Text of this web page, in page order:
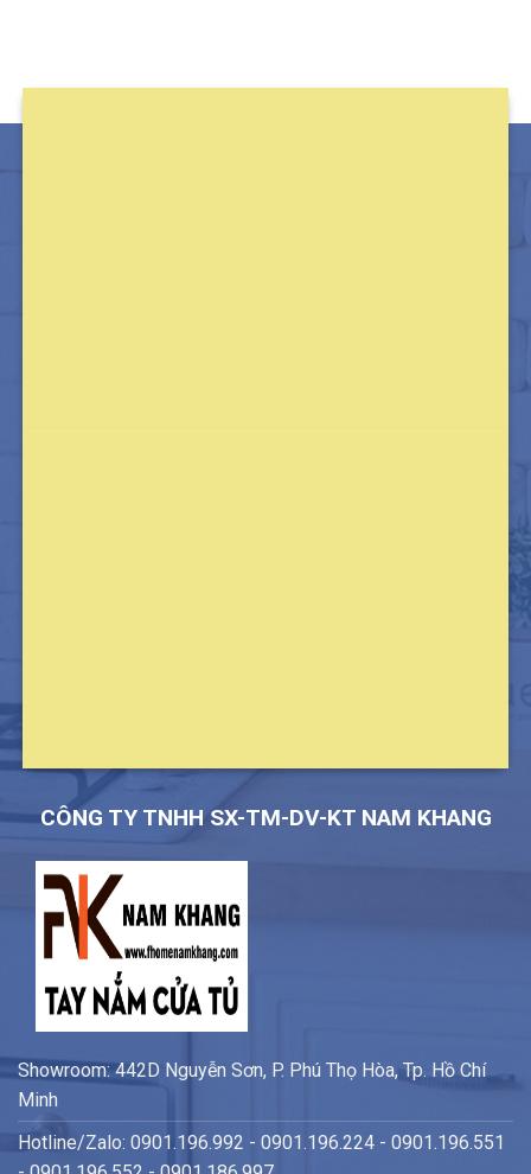
CÔNG TY TNHH SX-TM-DV-KT NAM KHANG
Showroom: 442D Nguyễn Sơn, P. Phú Thọ Hòa, Tp. Hồ Chí
Minh
Hotline/Zalo: 0901.196.992 - 0901.196.224 - 0901.196.551